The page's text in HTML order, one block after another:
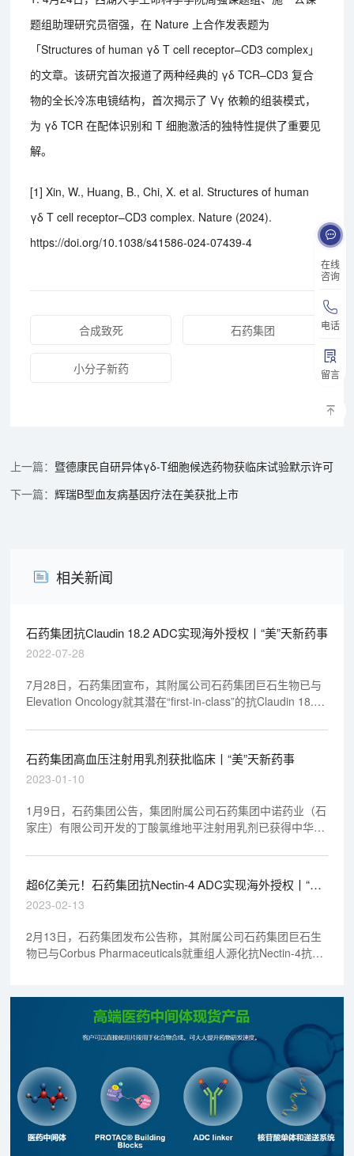
在线
咨询
电话
留言
题组助理研究员宿强，在 Nature 上合作发表题为
「Structures of human γδ T cell receptor–CD3 complex」
的文章。该研究首次报道了两种经典的 γδ TCR–CD3 复合
物的全长冷冻电镜结构，首次揭示了 Vγ 依赖的组装模式，
为 γδ TCR 在配体识别和 T 细胞激活的独特性提供了重要见
解。
[1] Xin, W., Huang, B., Chi, X. et al. Structures of human
γδ T cell receptor–CD3 complex. Nature (2024).
https://doi.org/10.1038/s41586-024-07439-4
合成致死 石药集团
小分子新药
暨德康民自研异体γδ-T细胞候选药物获临床试验默示许可
辉瑞B型血友病基因疗法在美获批上市
相关新闻
石药集团抗Claudin 18.2 ADC实现海外授权丨“美”天新药事
2022-07-28
7月28日，石药集团宣布，其附属公司石药集团巨石生物已与
Elevation Oncology就其潜在“first-in-class”的抗Claudin 18.2
陆、香港、澳门及台湾地区）以外地区的开发及商业化订立独
家授权协议。
石药集团高血压注射用乳剂获批临床丨“美”天新药事
2023-01-10
1月9日，石药集团公告，集团附属公司石药集团中诺药业（石
家庄）有限公司开发的丁酸氯维地平注射用乳剂已获得中华人
验。丁酸氯维地平是一种二氢吡啶类钙通道阻滞剂，适用于在
口服降压药不适用或无法取得满意疗效的情况下治疗高血压。
超6亿美元！石药集团抗Nectin-4 ADC实现海外授权丨“美”
天新药事
2023-02-13
2月13日，石药集团发布公告称，其附属公司石药集团巨石生
物已与Corbus Pharmaceuticals就重组人源化抗Nectin-4抗体
独家授权协议。